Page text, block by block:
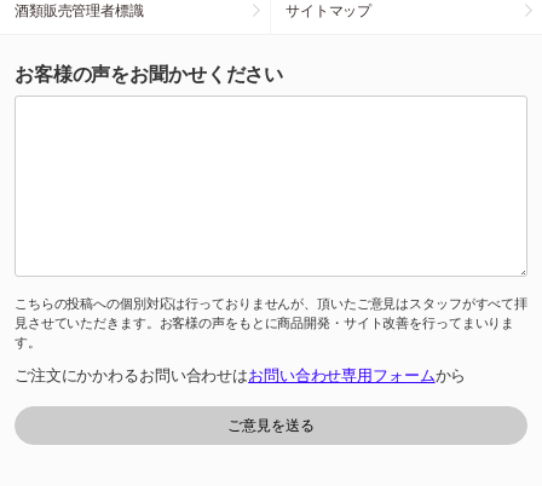
酒類販売管理者標識 サイトマップ
お客様の声をお聞かせください
こちらの投稿への個別対応は行っておりませんが、頂いたご意見はスタッフがすべて拝
見させていただきます。お客様の声をもとに商品開発・サイト改善を行ってまいりま
す。
ご注文にかかわるお問い合わせはお問い合わせ専用フォームから